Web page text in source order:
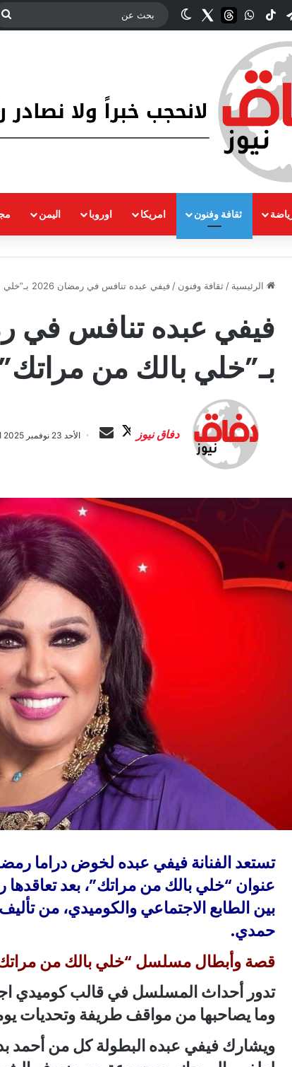
تيلقرام ‫TikTokواتسابthreads
Twitterالوضع المظلم
ثقافة وفنون امريكا اوروبا اليمن
الرئيسية / ثقافة وفنون / فيفي عبده تنافس في رمضان 2026 بـ”خلي بالك من مراتك”
بـ”خلي بالك من
دفاق نيوز
ا
ب
ل
ى
ر
ي
ا
إ
ل
ك
ت
ر
ي
ا
الأحد 23 نوفمبر 2025 الساعة 7:25 م
عنوان “خلي بالك من مراتك”، بعد
بين الطابع الاجتماعي والكوميدي، من
حمدي.
قصة وأبطال مسلسل “خلي بالك من
تدور أحداث المسلسل في قالب كوميدي
وما يصاحبها من مواقف طريفة وتحديات
ويشارك فيفي عبده البطولة كل من أحمد